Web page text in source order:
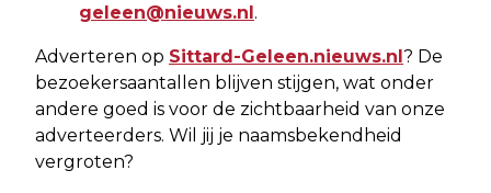
geleen@nieuws.nl.
Adverteren op Sittard-Geleen.nieuws.nl? De
bezoekersaantallen blijven stijgen, wat onder
andere goed is voor de zichtbaarheid van onze
adverteerders. Wil jij je naamsbekendheid
vergroten?